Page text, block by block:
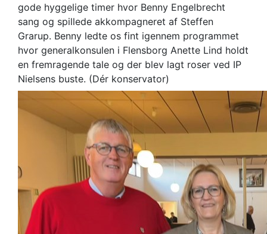
gode hyggelige timer hvor Benny Engelbrecht
sang og spillede akkompagneret af Steffen
Grarup. Benny ledte os fint igennem programmet
hvor generalkonsulen i Flensborg Anette Lind holdt
en fremragende tale og der blev lagt roser ved IP
Nielsens buste. (Dér konservator)